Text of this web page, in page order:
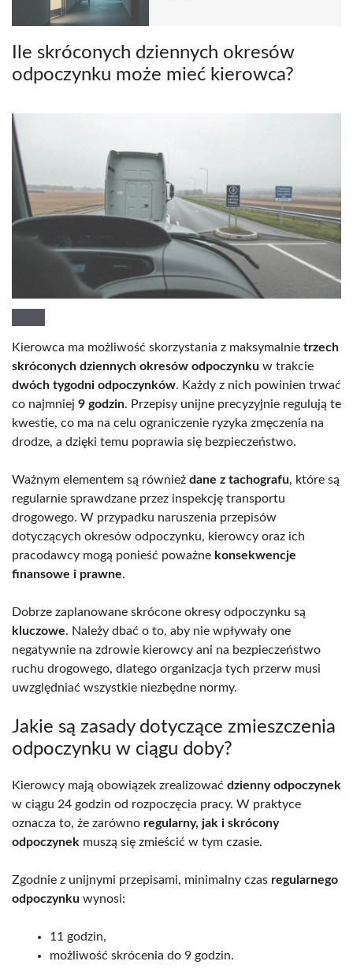
Ile skróconych dziennych okresów
odpoczynku może mieć kierowca?
Kierowca ma możliwość skorzystania z maksymalnie trzech
skróconych dziennych okresów odpoczynku w trakcie
dwóch tygodni odpoczynków. Każdy z nich powinien trwać
co najmniej 9 godzin. Przepisy unijne precyzyjnie regulują te
kwestie, co ma na celu ograniczenie ryzyka zmęczenia na
drodze, a dzięki temu poprawia się bezpieczeństwo.
Ważnym elementem są również dane z tachografu, które są
regularnie sprawdzane przez inspekcję transportu
drogowego. W przypadku naruszenia przepisów
dotyczących okresów odpoczynku, kierowcy oraz ich
pracodawcy mogą ponieść poważne konsekwencje
finansowe i prawne.
Dobrze zaplanowane skrócone okresy odpoczynku są
kluczowe. Należy dbać o to, aby nie wpływały one
negatywnie na zdrowie kierowcy ani na bezpieczeństwo
ruchu drogowego, dlatego organizacja tych przerw musi
uwzględniać wszystkie niezbędne normy.
Jakie są zasady dotyczące zmieszczenia
odpoczynku w ciągu doby?
Kierowcy mają obowiązek zrealizować dzienny odpoczynek
w ciągu 24 godzin od rozpoczęcia pracy. W praktyce
oznacza to, że zarówno regularny, jak i skrócony
odpoczynek muszą się zmieścić w tym czasie.
Zgodnie z unijnymi przepisami, minimalny czas regularnego
odpoczynku wynosi:
11 godzin,
możliwość skrócenia do 9 godzin.